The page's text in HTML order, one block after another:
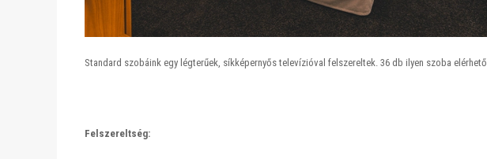
Standard szobáink egy légterűek, síkképernyős televízióval felszereltek. 36 db ilyen szoba elérhető.
Felszereltség: